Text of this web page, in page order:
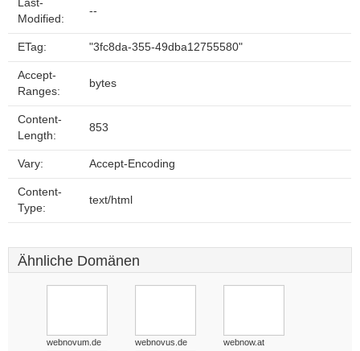
Last-
Modified:
--
ETag: "3fc8da-355-49dba12755580"
Accept-
Ranges:
bytes
Content-
Length:
853
Vary: Accept-Encoding
Content-
Type:
text/html
Ähnliche Domänen
webnovum.de webnovus.de webnow.at